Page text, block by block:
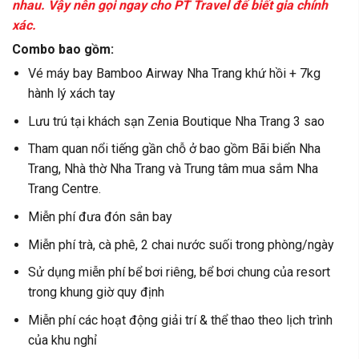
nhau. Vậy nên gọi ngay cho PT Travel để biết gia chính
xác.
Combo bao gồm:
Vé máy bay Bamboo Airway Nha Trang khứ hồi + 7kg
hành lý xách tay
Lưu trú tại khách sạn Zenia Boutique Nha Trang 3 sao
Tham quan nổi tiếng gần chỗ ở bao gồm Bãi biển Nha
Trang, Nhà thờ Nha Trang và Trung tâm mua sắm Nha
Trang Centre.
Miễn phí đưa đón sân bay
Miễn phí trà, cà phê, 2 chai nước suối trong phòng/ngày
Sử dụng miễn phí bể bơi riêng, bể bơi chung của resort
trong khung giờ quy định
Miễn phí các hoạt động giải trí & thể thao theo lịch trình
của khu nghỉ